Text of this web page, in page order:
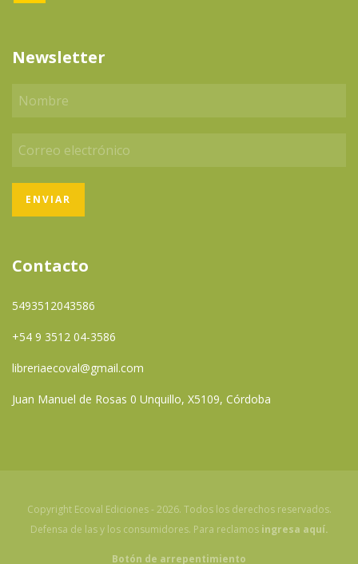
Newsletter
Contacto
5493512043586
+54 9 3512 04-3586
libreriaecoval@gmail.com
Juan Manuel de Rosas 0 Unquillo, X5109, Córdoba
Copyright Ecoval Ediciones - 2026. Todos los derechos reservados.
Defensa de las y los consumidores. Para reclamos ingresa aquí.
Botón de arrepentimiento